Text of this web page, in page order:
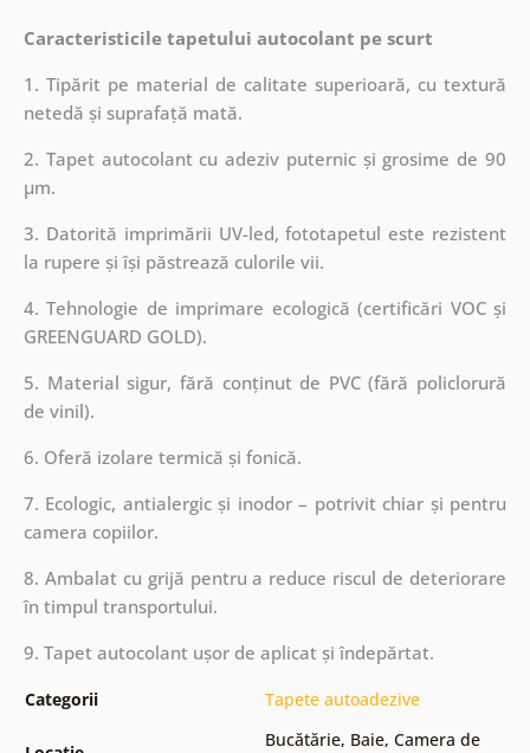
Caracteristicile tapetului autocolant pe scurt
1. Tipărit pe material de calitate superioară, cu textură
netedă și suprafață mată.
2. Tapet autocolant cu adeziv puternic și grosime de 90
µm.
3. Datorită imprimării UV-led, fototapetul este rezistent
la rupere și își păstrează culorile vii.
4. Tehnologie de imprimare ecologică (certificări VOC și
GREENGUARD GOLD).
5. Material sigur, fără conținut de PVC (fără policlorură
de vinil).
6. Oferă izolare termică și fonică.
7. Ecologic, antialergic și inodor – potrivit chiar și pentru
camera copiilor.
8. Ambalat cu grijă pentru a reduce riscul de deteriorare
în timpul transportului.
9. Tapet autocolant ușor de aplicat și îndepărtat.
Categorii Tapete autoadezive
Bucătărie, Baie, Camera de